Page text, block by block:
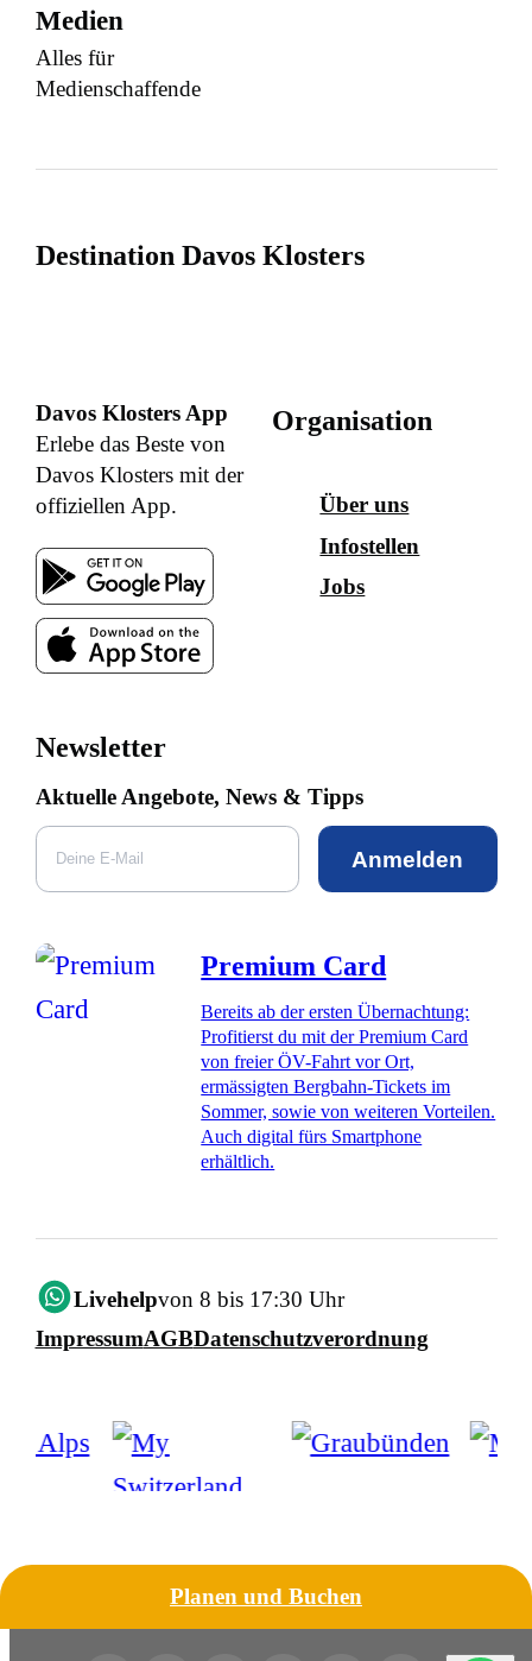
Medien
Alles für
Medienschaffende
Destination Davos Klosters
Davos Klosters App
Erlebe das Beste von
Davos Klosters mit der
offiziellen App.
Organisation
Über uns
Infostellen
Jobs
Newsletter
Aktuelle Angebote, News & Tipps
Anmelden
Premium Card
Bereits ab der ersten Übernachtung:
Profitierst du mit der Premium Card
von freier ÖV-Fahrt vor Ort,
ermässigten Bergbahn-Tickets im
Sommer, sowie von weiteren Vorteilen.
Auch digital fürs Smartphone
erhältlich.
Livehelpvon 8 bis 17:30 Uhr
ImpressumAGBDatenschutzverordnung
Planen und Buchen